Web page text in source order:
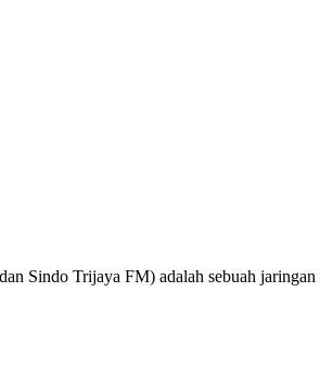
Sindo Trijaya FM) adalah sebuah